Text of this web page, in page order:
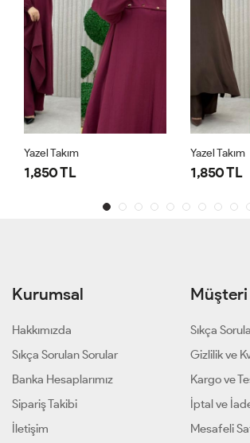
Yazel Takım
1,850 TL
Yazel Takım
1,850 TL
Kurumsal
Hakkımızda
Sıkça Sorulan Sorular
Banka Hesaplarımız
Sipariş Takibi
İletişim
Sıkça
Gizlilik ve
Kargo ve
İptal ve
Mesafeli